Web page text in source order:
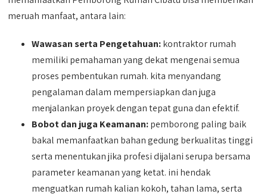
meruah manfaat, antara lain:
Wawasan serta Pengetahuan:kontraktor rumah
memiliki pemahaman yang dekat mengenai semua
proses pembentukan rumah. kita menyandang
pengalaman dalam mempersiapkan dan juga
menjalankan proyek dengan tepat guna dan efektif.
Bobot dan juga Keamanan:pemborong paling baik
bakal memanfaatkan bahan gedung berkualitas tinggi
serta menentukan jika profesi dijalani serupa bersama
parameter keamanan yang ketat. ini hendak
menguatkan rumah kalian kokoh, tahan lama, serta